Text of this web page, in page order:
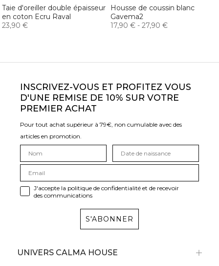
Taie d'oreiller double épaisseur
en coton Ecru Raval
23,90 €
Housse de coussin blanc
Gavema2
17,90 € - 27,90 €
INSCRIVEZ-VOUS ET PROFITEZ VOUS
D'UNE REMISE DE 10% SUR VOTRE
PREMIER ACHAT
Pour tout achat supérieur à 79€, non cumulable avec des
articles en promotion.
J'accepte la politique de confidentialité et de recevoir
des communications
S'ABONNER
UNIVERS CALMA HOUSE